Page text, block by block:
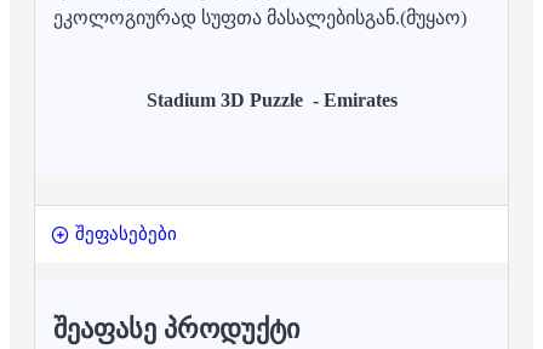
ეკოლოგიურად სუფთა მასალებისგან.(მუყაო)
Stadium 3D Puzzle - Emirates
შეფასებები
ᲨᲔᲐᲤᲐᲡᲔ ᲞᲠᲝᲓᲣᲥᲢᲘ